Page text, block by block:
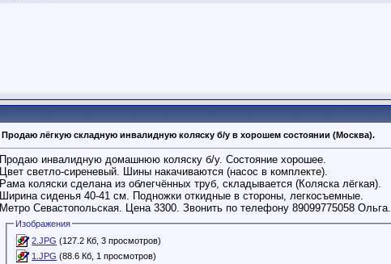
Продаю лёгкую складную инвалидную коляску б/у в хорошем состоянии (Москва).
Продаю инвалидную домашнюю коляску б/у. Состояние хорошее.
Цвет светло-сиреневый. Шины накачиваются (насос в комплекте).
Рама коляски сделана из облегчённых труб, складывается (Коляска лёгкая).
Ширина сиденья 40-41 см. Подножки откидные в стороны, легкосъемные.
Метро Севастопольская. Цена 3300. Звонить по телефону 89099775058 Ольга.
Изображения
2.JPG (127.2 Кб, 3 просмотров)
1.JPG (88.6 Кб, 1 просмотров)